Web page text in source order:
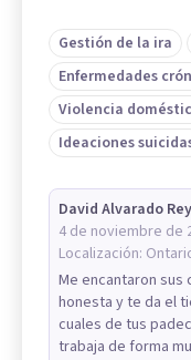
Gestión de la ira
Enfermedades
Violencia
Ideaciones
David Alvarado
4 de noviembre de
Localización:
Me encantaron sus
honesta y te da el
cuales de tus
trabaja de forma